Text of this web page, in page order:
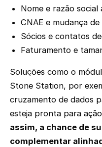
Nome e razão social
CNAE e mudança
Sócios e contatos
Faturamento e
Soluções como o
Stone Station, por
cruzamento de dados
esteja pronta para
assim, a chance de
complementar